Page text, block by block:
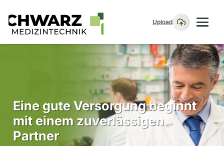
Upload
Eine gute Versorgung beginnt
mit einem zuverlässigen
Partner